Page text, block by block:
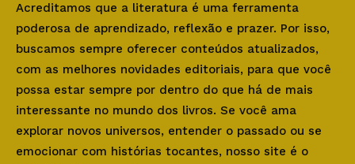
Acreditamos que a literatura é uma ferramenta
poderosa de aprendizado, reflexão e prazer. Por isso,
buscamos sempre oferecer conteúdos atualizados,
com as melhores novidades editoriais, para que você
possa estar sempre por dentro do que há de mais
interessante no mundo dos livros. Se você ama
explorar novos universos, entender o passado ou se
emocionar com histórias tocantes, nosso site é o